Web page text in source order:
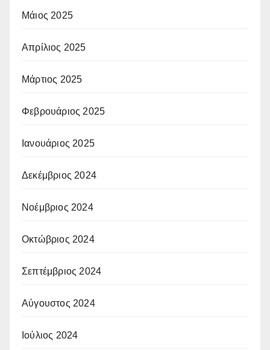
Μάιος 2025
Απρίλιος 2025
Μάρτιος 2025
Φεβρουάριος 2025
Ιανουάριος 2025
Δεκέμβριος 2024
Νοέμβριος 2024
Οκτώβριος 2024
Σεπτέμβριος 2024
Αύγουστος 2024
Ιούλιος 2024